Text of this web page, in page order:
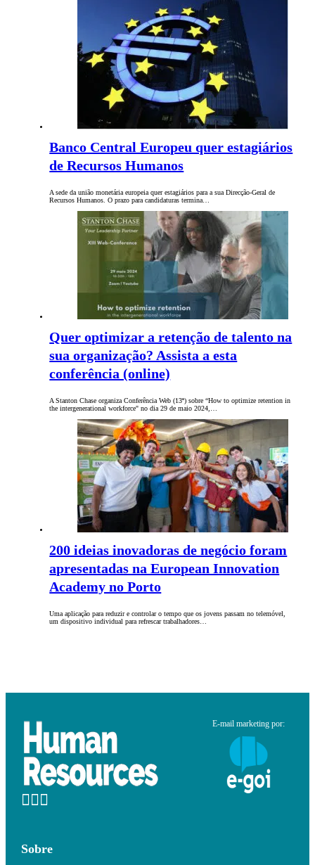
Banco Central Europeu quer estagiários
de Recursos Humanos
A sede da união monetária europeia quer estagiários para a sua Direcção-Geral de
Recursos Humanos. O prazo para candidaturas termina…
Quer optimizar a retenção de talento na
sua organização? Assista a esta
conferência (online)
A Stanton Chase organiza Conferência Web (13ª) sobre “How to optimize retention in
the intergenerational workforce" no dia 29 de maio 2024,…
200 ideias inovadoras de negócio foram
apresentadas na European Innovation
Academy no Porto
Uma aplicação para reduzir e controlar o tempo que os jovens passam no telemóvel,
um dispositivo individual para refrescar trabalhadores…
E-mail marketing por:
Sobre